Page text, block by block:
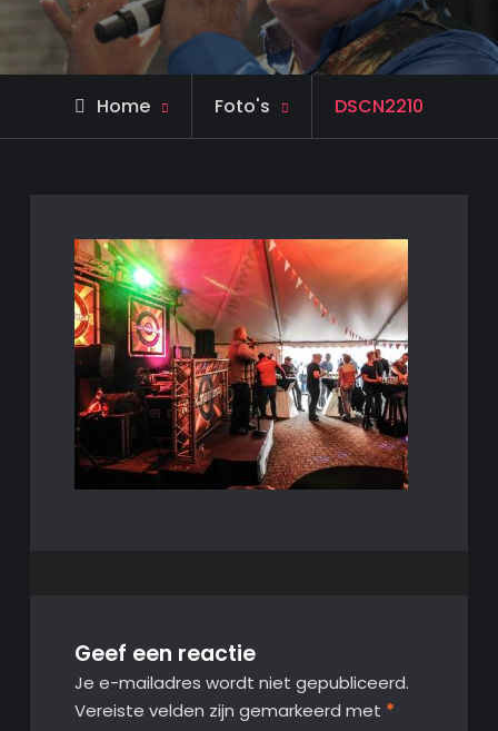
Home Foto's DSCN2210
Geef een reactie
Je e-mailadres wordt niet gepubliceerd.
Vereiste velden zijn gemarkeerd met *